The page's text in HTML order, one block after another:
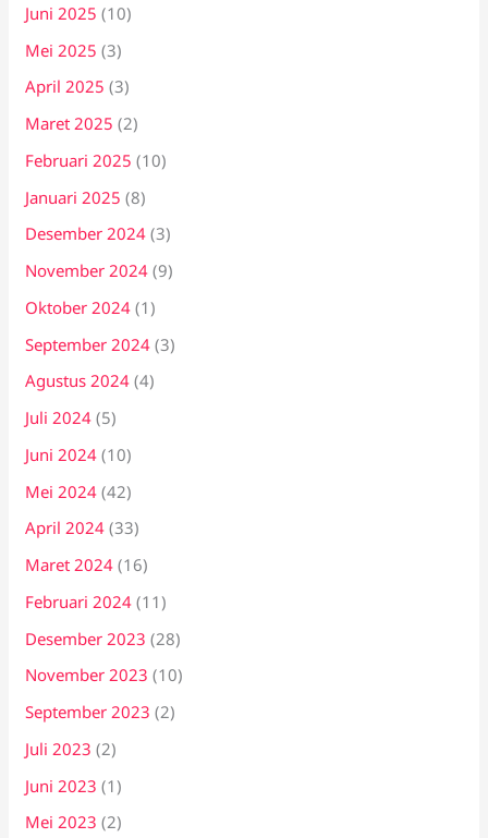
Juni 2025 (10)
Mei 2025 (3)
April 2025 (3)
Maret 2025 (2)
Februari 2025 (10)
Januari 2025 (8)
Desember 2024 (3)
November 2024 (9)
Oktober 2024 (1)
September 2024 (3)
Agustus 2024 (4)
Juli 2024 (5)
Juni 2024 (10)
Mei 2024 (42)
April 2024 (33)
Maret 2024 (16)
Februari 2024 (11)
Desember 2023 (28)
November 2023 (10)
September 2023 (2)
Juli 2023 (2)
Juni 2023 (1)
Mei 2023 (2)